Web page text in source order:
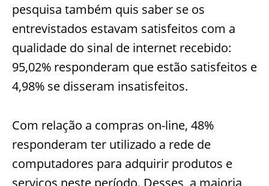
pesquisa também quis saber se os
entrevistados estavam satisfeitos com a
qualidade do sinal de internet recebido:
95,02% responderam que estão satisfeitos e
4,98% se disseram insatisfeitos.
Com relação a compras on-line, 48%
responderam ter utilizado a rede de
computadores para adquirir produtos e
serviços neste período. Desses, a maioria